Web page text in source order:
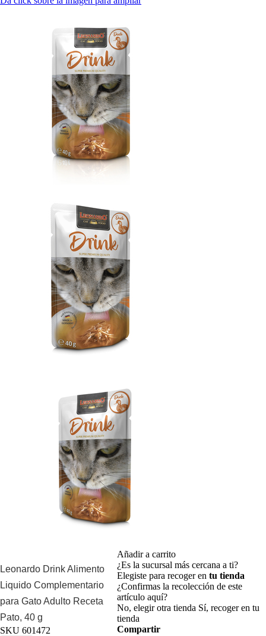
Leonardo Drink Alimento
Liquido Complementario
para Gato Adulto Receta
Pato, 40 g
SKU 601472
Añadir a carrito
¿Es la sucursal más cercana a ti?
Elegiste para recoger entu tienda
¿Confirmas la recolección de este
artículo aquí?
No, elegir otra tienda Sí, recoger en tu
tienda
Compartir